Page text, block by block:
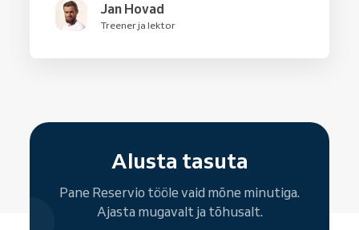
Jan Hovad
Treener ja lektor
Alusta tasuta
Pane Reservio tööle vaid mõne minutiga.
Ajasta mugavalt ja tõhusalt.